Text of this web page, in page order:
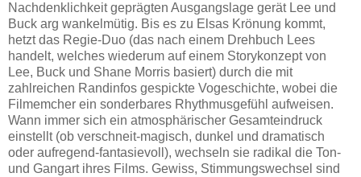
Nachdenklichkeit geprägten Ausgangslage gerät Lee und
Buck arg wankelmütig. Bis es zu Elsas Krönung kommt,
hetzt das Regie-Duo (das nach einem Drehbuch Lees
handelt, welches wiederum auf einem Storykonzept von
Lee, Buck und Shane Morris basiert) durch die mit
zahlreichen Randinfos gespickte Vogeschichte, wobei die
Filmemcher ein sonderbares Rhythmusgefühl aufweisen.
Wann immer sich ein atmosphärischer Gesamteindruck
einstellt (ob verschneit-magisch, dunkel und dramatisch
oder aufregend-fantasievoll), wechseln sie radikal die Ton-
und Gangart ihres Films. Gewiss, Stimmungswechsel sind